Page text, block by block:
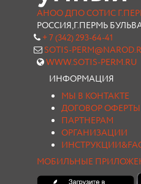
АНОО ДПО СОТИС
РОССИЯ,Г.ПЕРМЬ
+ 7 (342) 293-64-41
SOTIS-
WWW.SOTIS-PERM.RU
ИНФОРМАЦИЯ
МЫ В КОНТАКТЕ
ДОГОВОР ОФЕРТЫ
ПАРТНЕРАМ
ОРГАНИЗАЦИИ
МОБИЛЬНЫЕ